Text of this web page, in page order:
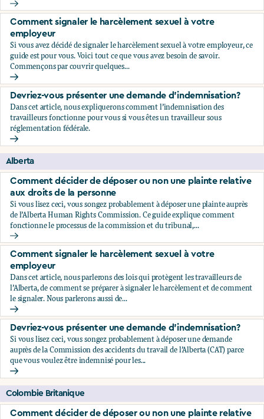
Comment décider de déposer ou non une plainte relative
Comment signaler le harcèlement sexuel à votre
employeur
Si vous avez décidé de signaler le harcèlement sexuel à votre employeur, ce
guide est pour vous. Voici tout ce que vous avez besoin de savoir.
Commençons par couvrir quelques...
Comment signaler le harcèlement sexuel à votre employeur
Devriez-vous présenter une demande d'indemnisation?
Dans cet article, nous expliquerons comment l’indemnisation des
travailleurs fonctionne pour vous si vous êtes un travailleur sous
réglementation fédérale.
Devriez-vous présenter une demande d'indemnisation?
Alberta
Comment décider de déposer ou non une plainte relative
aux droits de la personne
Si vous lisez ceci, vous songez probablement à déposer une plainte auprès
de l’Alberta Human Rights Commission. Ce guide explique comment
fonctionne le processus de la commission et du tribunal,...
Comment décider de déposer ou non une plainte relative
Comment signaler le harcèlement sexuel à votre
employeur
Dans cet article, nous parlerons des lois qui protègent les travailleurs de
l’Alberta, de comment se préparer à signaler le harcèlement et de comment
le signaler. Nous parlerons aussi de...
Comment signaler le harcèlement sexuel à votre employeur
Devriez-vous présenter une demande d'indemnisation?
Si vous lisez ceci, vous songez probablement à déposer une demande
auprès de la Commission des accidents du travail de l’Alberta (CAT) parce
que vous voulez être indemnisé pour les...
Devriez-vous présenter une demande d'indemnisation?
Colombie Britanique
Comment décider de déposer ou non une plainte relative